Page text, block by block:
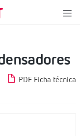
BT
PDF Ficha técnica